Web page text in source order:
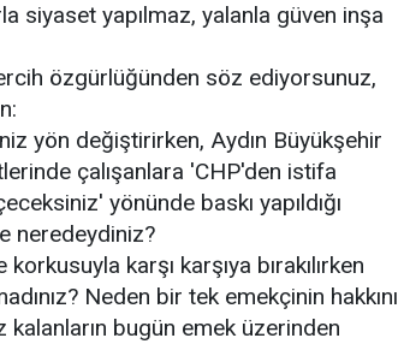
siyaset yapılmaz, yalanla güven inşa
özgürlüğünden söz ediyorsunuz,
yön değiştirirken, Aydın Büyükşehir
çalışanlara 'CHP'den istifa
yönünde baskı yapıldığı
neredeydiniz?
karşı karşıya bırakılırken
Neden bir tek emekçinin hakkını
kalanların bugün emek üzerinden